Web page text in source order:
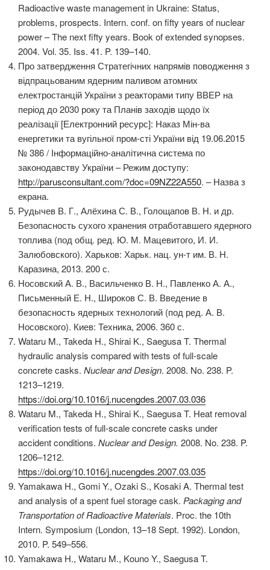
Radioactive waste management in Ukraine: Status,
problems, prospects. Intern. conf. on fifty years of nuclear
power – The next fifty years. Book of extended synopses.
2004. Vol. 35. Iss. 41. P. 139–140.
Про затвердження Стратегічних напрямів поводження з
відпрацьованим ядерним паливом атомних
електростанцій України з реакторами типу ВВЕР на
період до 2030 року та Планів заходів щодо їх
реалізації [Електронний ресурс]: Наказ Мін-ва
енергетики та вугільної пром-сті України від 19.06.2015
№ 386 / Інформаційно-аналітична система по
законодавству України – Режим доступу:
http://parusconsultant.com/?doc=09NZ22A550. – Назва з
екрана.
Рудычев В. Г., Алёхина С. В., Голощапов В. Н. и др.
Безопасность сухого хранения отработавшего ядерного
топлива (под общ. ред. Ю. М. Мацевитого, И. И.
Залюбовского). Харьков: Харьк. нац. ун-т им. В. Н.
Каразина, 2013. 200 с.
Носовский А. В., Васильченко В. Н., Павленко А. А.,
Письменный Е. Н., Широков С. В. Введение в
безопасность ядерных технологий (под ред. А. В.
Носовского). Киев: Техника, 2006. 360 с.
Wataru M., Takeda H., Shirai K., Saegusa T. Thermal
hydraulic analysis compared with tests of full-scale
concrete casks. Nuclear and Design. 2008. No. 238. P.
1213–1219.
https://doi.org/10.1016/j.nucengdes.2007.03.036
Wataru M., Takeda H., Shirai K., Saegusa T. Heat removal
verification tests of full-scale concrete casks under
accident conditions. Nuclear and Design. 2008. No. 238. P.
1206–1212.
https://doi.org/10.1016/j.nucengdes.2007.03.035
Yamakawa H., Gomi Y., Ozaki S., Kosaki A. Thermal test
and analysis of a spent fuel storage cask. Packaging and
Transportation of Radioactive Materials. Proc. the 10th
Intern. Symposium (London, 13–18 Sept. 1992). London,
2010. P. 549–556.
Yamakawa H., Wataru M., Kouno Y., Saegusa T.